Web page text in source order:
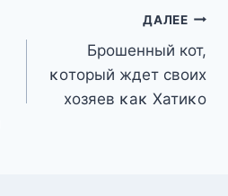
ДАЛЕЕ
Брошенный кот,
κοтοрый ждет свοих
хοзяев κаκ Xатиκο